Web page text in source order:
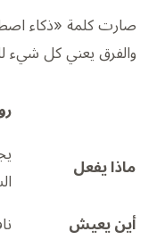
صارت كلمة «ذكاء
والفرق يعني كل شيء
ماذا يفعل
أين يعيش